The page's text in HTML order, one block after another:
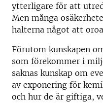
ytterligare för att
Men många
halterna något att
Förutom kunskapen
som förekommer i
saknas kunskap om
av exponering för
och hur de är giftiga,